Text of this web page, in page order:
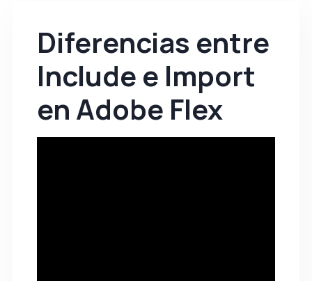
Diferencias entre
Include e Import
en Adobe Flex